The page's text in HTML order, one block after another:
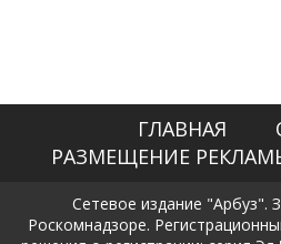
ГЛАВНАЯ
РАЗМЕЩЕНИЕ
Сетевое издание "Арбуз".
Роскомнадзоре.